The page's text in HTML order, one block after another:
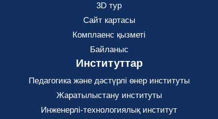
3D тур
Сайт картасы
Комплаенс қызметі
Байланыс
Институттар
Педагогика және дәстүрлі өнер институты
Жаратылыстану институты
Инженерлі-технологиялық институт